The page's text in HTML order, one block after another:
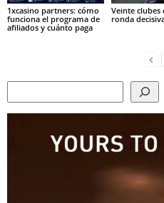
1xcasino partners: cómo
funciona el programa de
afiliados y cuánto paga
Veinte clubes
ronda